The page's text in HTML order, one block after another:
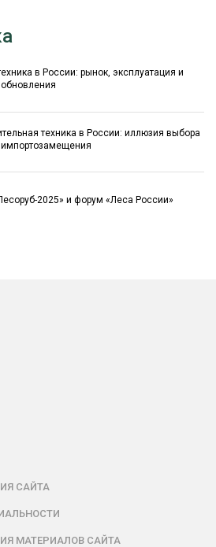
в России: рынок, эксплуатация и
техника в России: иллюзия выбора
импортозамещения
2025» и форум «Леса России»
САЙТА
МАТЕРИАЛОВ САЙТА